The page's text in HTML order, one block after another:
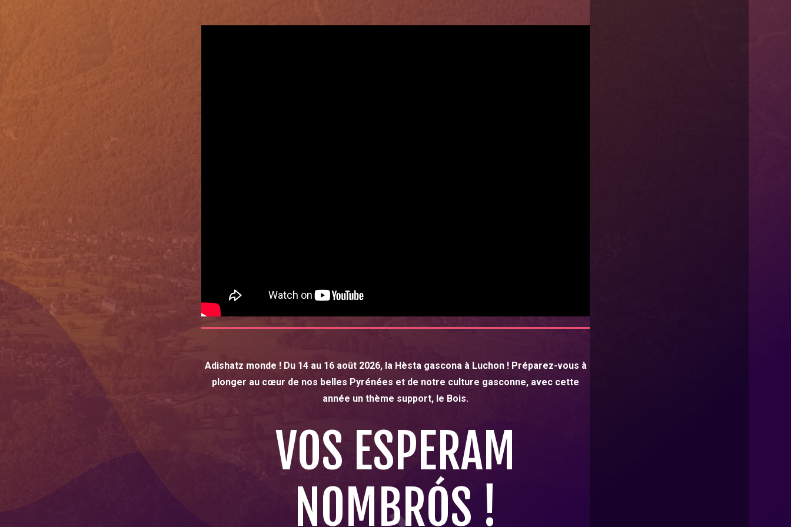
Adishatz monde ! Du 14 au 16 août 2026, la Hèsta gascona à Luchon ! Préparez-vous à
plonger au cœur de nos belles Pyrénées et de notre culture gasconne, avec cette
année un thème support, le Bois.
VOS ESPERAM
NOMBRÓS !